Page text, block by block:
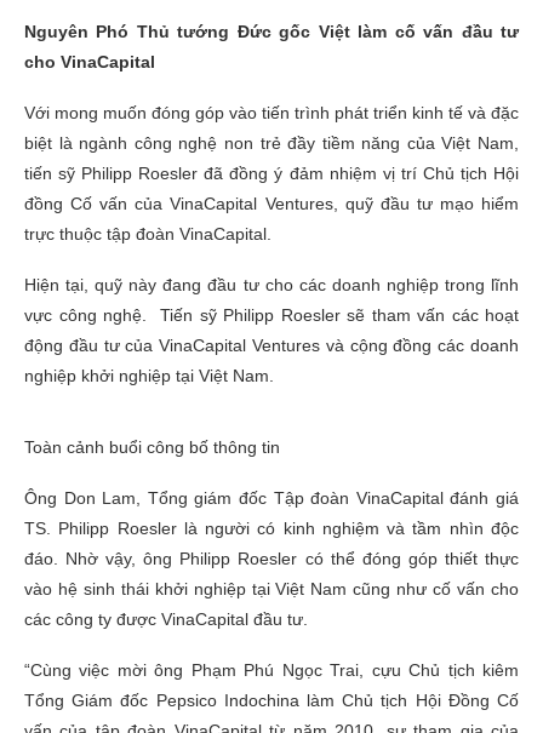
Nguyên Phó Thủ tướng Đức gốc Việt làm cố vấn đầu tư
cho VinaCapital
Với mong muốn đóng góp vào tiến trình phát triển kinh tế và đặc
biệt là ngành công nghệ non trẻ đầy tiềm năng của Việt Nam,
tiến sỹ Philipp Roesler đã đồng ý đảm nhiệm vị trí Chủ tịch Hội
đồng Cố vấn của VinaCapital Ventures, quỹ đầu tư mạo hiểm
trực thuộc tập đoàn VinaCapital.
Hiện tại, quỹ này đang đầu tư cho các doanh nghiệp trong lĩnh
vực công nghệ. Tiến sỹ Philipp Roesler sẽ tham vấn các hoạt
động đầu tư của VinaCapital Ventures và cộng đồng các doanh
nghiệp khởi nghiệp tại Việt Nam.
Toàn cảnh buổi công bố thông tin
Ông Don Lam, Tổng giám đốc Tập đoàn VinaCapital đánh giá
TS. Philipp Roesler là người có kinh nghiệm và tầm nhìn độc
đáo. Nhờ vậy, ông Philipp Roesler có thể đóng góp thiết thực
vào hệ sinh thái khởi nghiệp tại Việt Nam cũng như cố vấn cho
các công ty được VinaCapital đầu tư.
“Cùng việc mời ông Phạm Phú Ngọc Trai, cựu Chủ tịch kiêm
Tổng Giám đốc Pepsico Indochina làm Chủ tịch Hội Đồng Cố